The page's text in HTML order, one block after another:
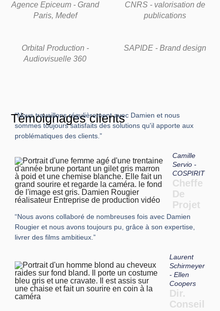
Agence Epiceum - Grand
Paris, Medef
CNRS - valorisation de
publications
Orbital Production -
Audiovisuelle 360
SAPIDE - Brand design
Témoignages clients
“Nous travaillons régulièrement avec Damien et nous
sommes toujours satisfaits des solutions qu'il apporte aux
problématiques des clients.”
Camille
Servio -
COSPIRIT
Cheffe
De
Projet
“Nous avons collaboré de nombreuses fois avec Damien
Rougier et nous avons toujours pu, grâce à son expertise,
livrer des films ambitieux.”
Laurent
Schirmeyer
- Ellen
Coopers
Dir.
Conseil